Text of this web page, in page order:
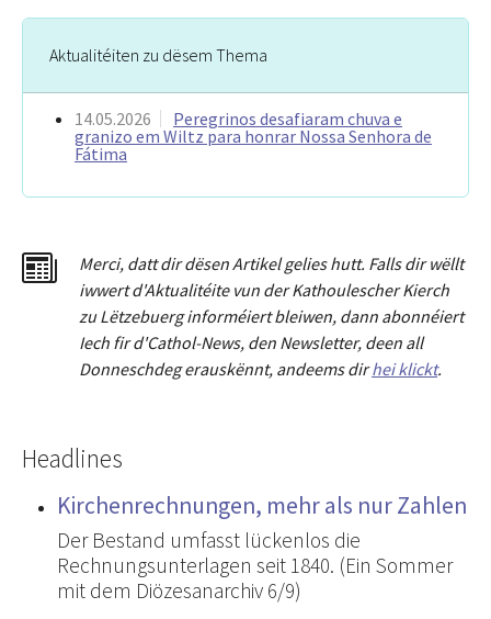
Aktualitéiten zu dësem Thema
14.05.2026
Peregrinos desafiaram chuva e
granizo em Wiltz para honrar Nossa Senhora de
Fátima
Merci, dattdir dësen Artikel gelies hutt. Falls dir wëllt
iwwert d'Aktualitéite vun der Kathoulescher Kierch
zu Lëtzebuerg informéiert bleiwen, dann abonnéiert
Iech fir d'Cathol-News, den Newsletter, deen all
Donneschdeg erauskënnt, andeems dirhei klickt.
Headlines
Kirchenrechnungen, mehr als nur Zahlen
Der Bestand umfasst lückenlos die
Rechnungsunterlagen seit 1840. (Ein Sommer
mit dem Diözesanarchiv 6/9)